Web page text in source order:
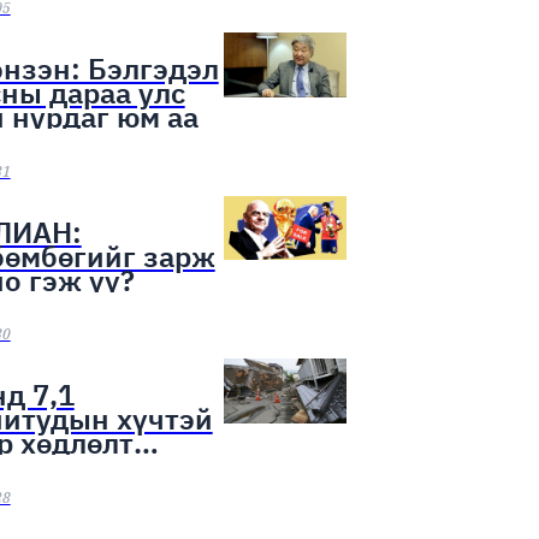
Бэлгэдэл
дараа улс
нурдаг юм аа
зарж
гэж үү?
7,1
хүчтэй
хөдлөлт